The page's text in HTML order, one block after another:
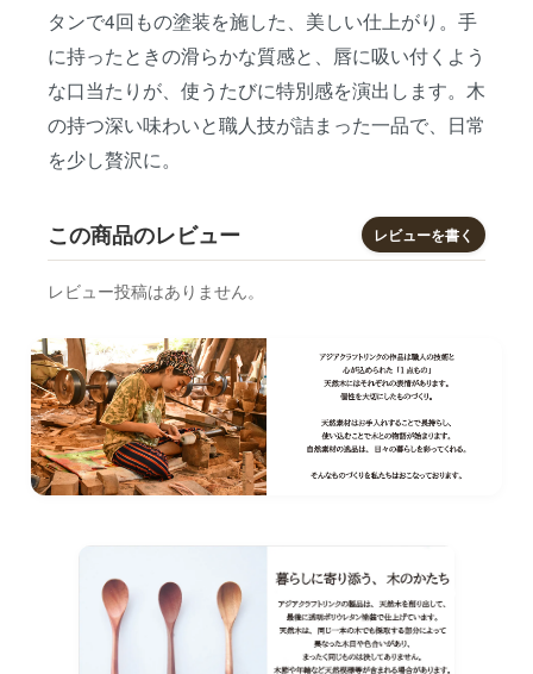
タンで4回もの塗装を施した、美しい仕上がり。手
に持ったときの滑らかな質感と、唇に吸い付くよう
な口当たりが、使うたびに特別感を演出します。木
の持つ深い味わいと職人技が詰まった一品で、日常
を少し贅沢に。
この商品のレビュー レビューを書く
レビュー投稿はありません。